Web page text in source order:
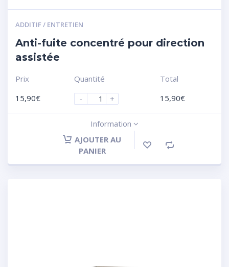
ADDITIF / ENTRETIEN
Anti-fuite concentré pour direction
assistée
Prix
15,90€
Quantité
-
+
Total
15,90€
Information
AJOUTER AU
PANIER